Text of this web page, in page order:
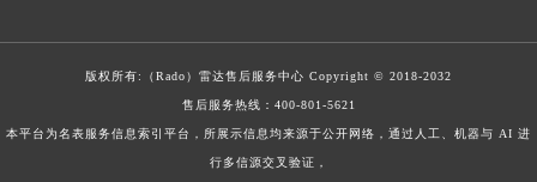
版权所有:（Rado） 雷达售后服务中心 Copyright © 2018-2032
售后服务热线： 400-801-5621
本平台为名表服务信息索引平台，所展示信息均来源于公开网络，通过人工、机器与 AI 进
行多信源交叉验证，